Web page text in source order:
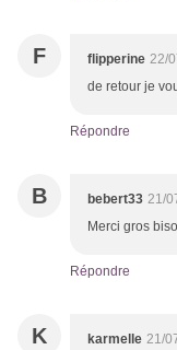
F flipperine 22/
de retour je
Répondre
B bebert33 21/
Merci gros
Répondre
K karmelle 21/